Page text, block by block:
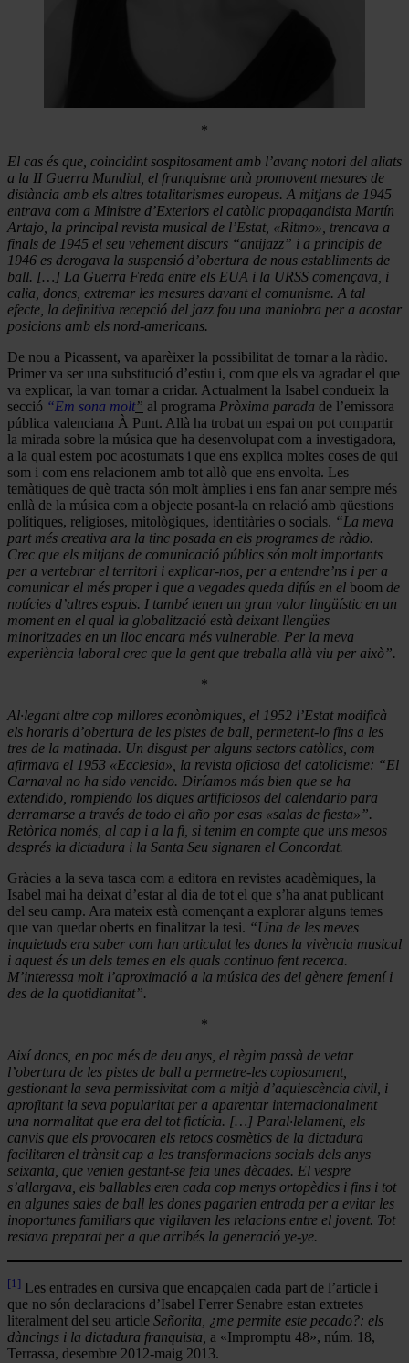
*
El cas és que, coincidint sospitosament amb l’avanç notori del aliats
a la II Guerra Mundial, el franquisme anà promovent mesures de
distància amb els altres totalitarismes europeus. A mitjans de 1945
entrava com a Ministre d’Exteriors el catòlic propagandista Martín
Artajo, la principal revista musical de l’Estat, «Ritmo», trencava a
finals de 1945 el seu vehement discurs “antijazz” i a principis de
1946 es derogava la suspensió d’obertura de nous establiments de
ball. […] La Guerra Freda entre els EUA i la URSS començava, i
calia, doncs, extremar les mesures davant el comunisme. A tal
efecte, la definitiva recepció del jazz fou una maniobra per a acostar
posicions amb els nord-americans.
De nou a Picassent, va aparèixer la possibilitat de tornar a la ràdio.
Primer va ser una substitució d’estiu i, com que els va agradar el que
va explicar, la van tornar a cridar. Actualment la Isabel condueix la
secció “Em sona molt” al programa Pròxima parada de l’emissora
pública valenciana À Punt. Allà ha trobat un espai on pot compartir
la mirada sobre la música que ha desenvolupat com a investigadora,
a la qual estem poc acostumats i que ens explica moltes coses de qui
som i com ens relacionem amb tot allò que ens envolta. Les
temàtiques de què tracta són molt àmplies i ens fan anar sempre més
enllà de la música com a objecte posant-la en relació amb qüestions
polítiques, religioses, mitològiques, identitàries o socials. “La meva
part més creativa ara la tinc posada en els programes de ràdio.
Crec que els mitjans de comunicació públics són molt importants
per a vertebrar el territori i explicar-nos, per a entendre’ns i per a
comunicar el més proper i que a vegades queda difús en el boom de
notícies d’altres espais. I també tenen un gran valor lingüístic en un
moment en el qual la globalització està deixant llengües
minoritzades en un lloc encara més vulnerable. Per la meva
experiència laboral crec que la gent que treballa allà viu per això”.
*
Al·legant altre cop millores econòmiques, el 1952 l’Estat modificà
els horaris d’obertura de les pistes de ball, permetent-lo fins a les
tres de la matinada. Un disgust per alguns sectors catòlics, com
afirmava el 1953 «Ecclesia», la revista oficiosa del catolicisme: “El
Carnaval no ha sido vencido. Diríamos más bien que se ha
extendido, rompiendo los diques artificiosos del calendario para
derramarse a través de todo el año por esas «salas de fiesta»”.
Retòrica només, al cap i a la fi, si tenim en compte que uns mesos
després la dictadura i la Santa Seu signaren el Concordat.
Gràcies a la seva tasca com a editora en revistes acadèmiques, la
Isabel mai ha deixat d’estar al dia de tot el que s’ha anat publicant
del seu camp. Ara mateix està començant a explorar alguns temes
que van quedar oberts en finalitzar la tesi. “Una de les meves
inquietuds era saber com han articulat les dones la vivència musical
i aquest és un dels temes en els quals continuo fent recerca.
M’interessa molt l’aproximació a la música des del gènere femení i
des de la quotidianitat”.
*
Així doncs, en poc més de deu anys, el règim passà de vetar
l’obertura de les pistes de ball a permetre-les copiosament,
gestionant la seva permissivitat com a mitjà d’aquiescència civil, i
aprofitant la seva popularitat per a aparentar internacionalment
una normalitat que era del tot fictícia. […] Paral·lelament, els
canvis que els provocaren els retocs cosmètics de la dictadura
facilitaren el trànsit cap a les transformacions socials dels anys
seixanta, que venien gestant-se feia unes dècades. El vespre
s’allargava, els ballables eren cada cop menys ortopèdics i fins i tot
en algunes sales de ball les dones pagarien entrada per a evitar les
inoportunes familiars que vigilaven les relacions entre el jovent. Tot
restava preparat per a que arribés la generació ye-ye.
[1] Les entrades en cursiva que encapçalen cada part de l’article i
que no són declaracions d’Isabel Ferrer Senabre estan extretes
literalment del seu article Señorita, ¿me permite este pecado?: els
dàncings i la dictadura franquista, a «Impromptu 48», núm. 18,
Terrassa, desembre 2012-maig 2013.